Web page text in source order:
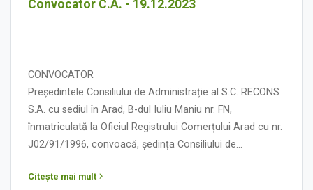
Convocator C.A. - 19.12.2023
CONVOCATOR
Președintele Consiliului de Administrație al S.C. RECONS
S.A. cu sediul în Arad, B-dul Iuliu Maniu nr. FN,
înmatriculată la Oficiul Registrului Comerțului Arad cu nr.
J02/91/1996, convoacă, ședința Consiliului de
cu următoarea:
Citește mai mult